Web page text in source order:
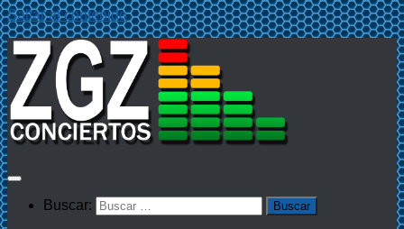
Saltar al contenido
Buscar: